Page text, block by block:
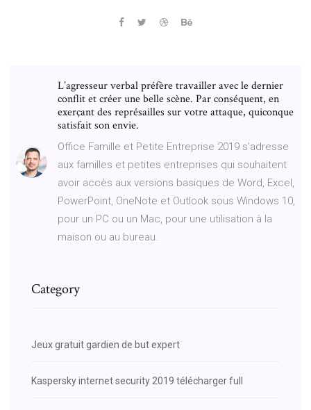
L’agresseur verbal préfère travailler avec le dernier
conflit et créer une belle scène. Par conséquent, en
exerçant des représailles sur votre attaque, quiconque
satisfait son envie.
Office Famille et Petite Entreprise 2019 s'adresse
aux familles et petites entreprises qui souhaitent
avoir accès aux versions basiques de Word, Excel,
PowerPoint, OneNote et Outlook sous Windows 10,
pour un PC ou un Mac, pour une utilisation à la
maison ou au bureau.
Category
Jeux gratuit gardien de but expert
Kaspersky internet security 2019 télécharger full